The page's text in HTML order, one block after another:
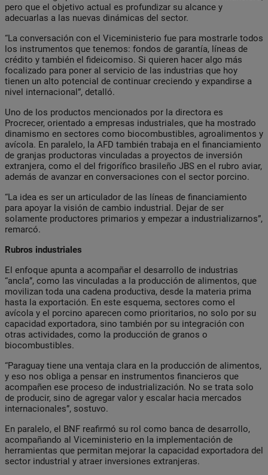
pero que el objetivo actual es profundizar su alcance y
adecuarlas a las nuevas dinámicas del sector.
“La conversación con el Viceministerio fue para mostrarle todos
los instrumentos que tenemos: fondos de garantía, líneas de
crédito y también el fideicomiso. Si quieren hacer algo más
focalizado para poner al servicio de las industrias que hoy
tienen un alto potencial de continuar creciendo y expandirse a
nivel internacional”, detalló.
Uno de los productos mencionados por la directora es
Procrecer, orientado a empresas industriales, que ha mostrado
dinamismo en sectores como biocombustibles, agroalimentos y
avícola. En paralelo, la AFD también trabaja en el financiamiento
de granjas productoras vinculadas a proyectos de inversión
extranjera, como el del frigorífico brasileño JBS en el rubro aviar,
además de avanzar en conversaciones con el sector porcino.
“La idea es ser un articulador de las líneas de financiamiento
para apoyar la visión de cambio industrial. Dejar de ser
solamente productores primarios y empezar a industrializarnos”,
remarcó.
Rubros industriales
El enfoque apunta a acompañar el desarrollo de industrias
“ancla”, como las vinculadas a la producción de alimentos, que
movilizan toda una cadena productiva, desde la materia prima
hasta la exportación. En este esquema, sectores como el
avícola y el porcino aparecen como prioritarios, no solo por su
capacidad exportadora, sino también por su integración con
otras actividades, como la producción de granos o
biocombustibles.
“Paraguay tiene una ventaja clara en la producción de alimentos,
y eso nos obliga a pensar en instrumentos financieros que
acompañen ese proceso de industrialización. No se trata solo
de producir, sino de agregar valor y escalar hacia mercados
internacionales”, sostuvo.
En paralelo, el BNF reafirmó su rol como banca de desarrollo,
acompañando al Viceministerio en la implementación de
herramientas que permitan mejorar la capacidad exportadora del
sector industrial y atraer inversiones extranjeras.